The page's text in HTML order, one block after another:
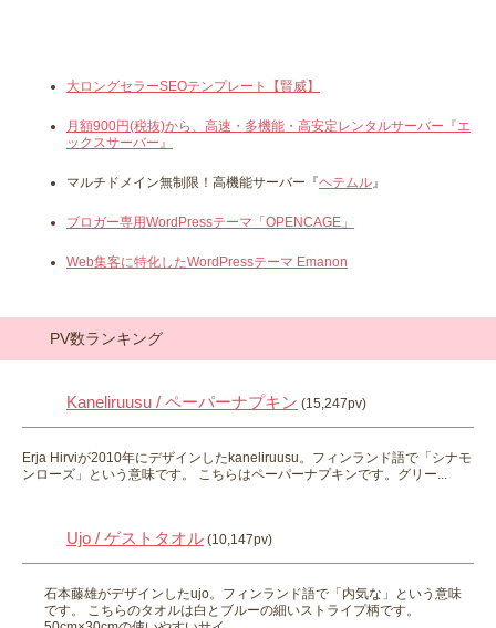
大ロングセラーSEOテンプレート【賢威】
月額900円(税抜)から、高速・多機能・高安定レンタルサーバー『エ
ックスサーバー』
マルチドメイン無制限！高機能サーバー『ヘテムル』
ブロガー専用WordPressテーマ「OPENCAGE」
Web集客に特化したWordPressテーマ Emanon
PV数ランキング
Kaneliruusu / ペーパーナプキン (15,247pv)
Erja Hirviが2010年にデザインしたkaneliruusu。フィンランド語で「シナモ
ンローズ」という意味です。 こちらはペーパーナプキンです。グリー...
Ujo / ゲストタオル (10,147pv)
石本藤雄がデザインしたujo。フィンランド語で「内気な」という意味
です。 こちらのタオルは白とブルーの細いストライプ柄です。